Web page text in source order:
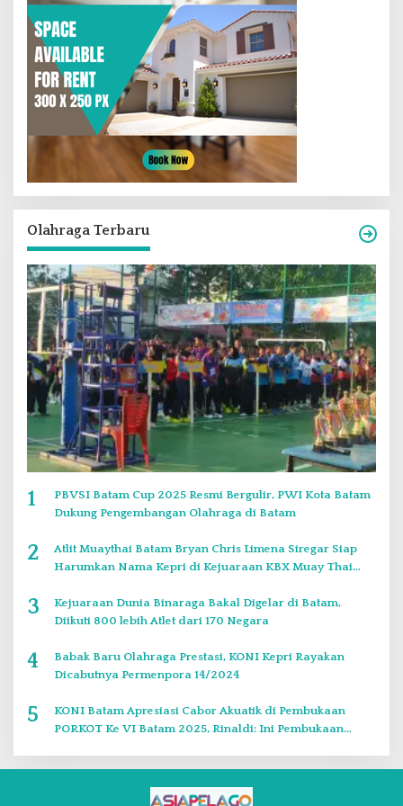
Olahraga Terbaru
1
PBVSI Batam Cup 2025 Resmi Bergulir, PWI Kota Batam
Dukung Pengembangan Olahraga di Batam
2
Atlit Muaythai Batam Bryan Chris Limena Siregar Siap
Harumkan Nama Kepri di Kejuaraan KBX Muay Thai
3
Kejuaraan Dunia Binaraga Bakal Digelar di Batam,
Diikuti 800 lebih Atlet dari 170 Negara
4
Babak Baru Olahraga Prestasi, KONI Kepri Rayakan
Dicabutnya Permenpora 14/2024
5
KONI Batam Apresiasi Cabor Akuatik di Pembukaan
PORKOT Ke VI Batam 2025, Rinaldi: Ini Pembukaan